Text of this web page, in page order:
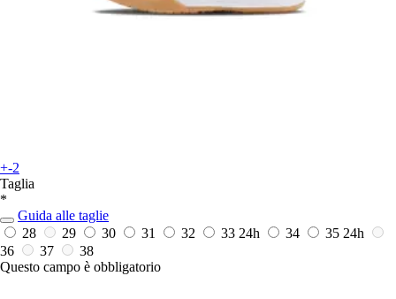
+-2
Taglia
*
Guida alle taglie
28
29 30 31 32 33 24h 34 35 24h
36
37
38
Questo campo è obbligatorio